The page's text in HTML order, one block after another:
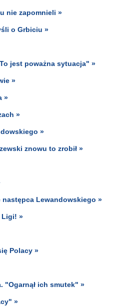
nie zapomnieli »
o Grbiciu »
jest poważna sytuacja" »
»
»
»
»
znowu to zrobił »
następca Lewandowskiego »
Ligi! »
Polacy »
"Ogarnął ich smutek" »
»